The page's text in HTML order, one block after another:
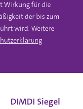
Wirkung für die
der bis zum
wird. Weitere
DIMDI Siegel